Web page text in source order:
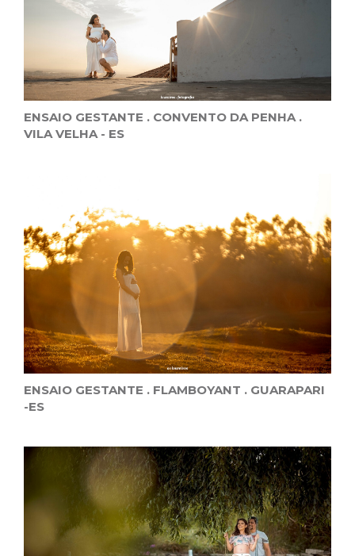
ENSAIO GESTANTE . CONVENTO DA PENHA .
VILA VELHA - ES
ENSAIO GESTANTE . FLAMBOYANT . GUARAPARI
-ES